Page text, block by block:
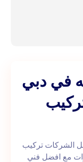
في دبي
تركيب
الشركات تركيب
مع افضل فني